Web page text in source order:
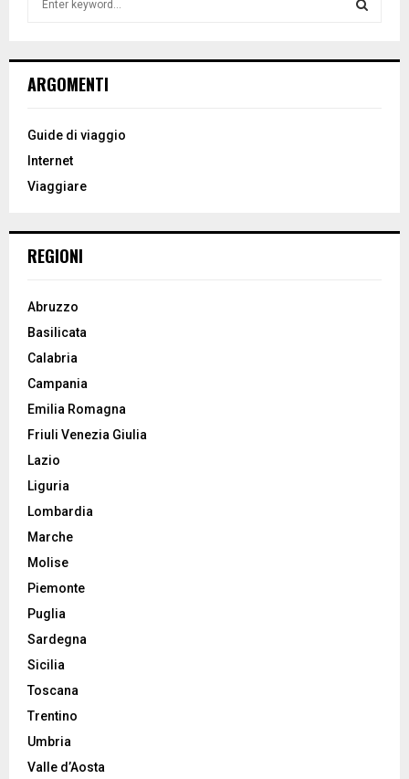
h
o
:
ARGOMENTI
Guide di viaggio
Internet
Viaggiare
REGIONI
Abruzzo
Basilicata
Calabria
Campania
Emilia Romagna
Friuli Venezia Giulia
Lazio
Liguria
Lombardia
Marche
Molise
Piemonte
Puglia
Sardegna
Sicilia
Toscana
Trentino
Umbria
Valle d’Aosta